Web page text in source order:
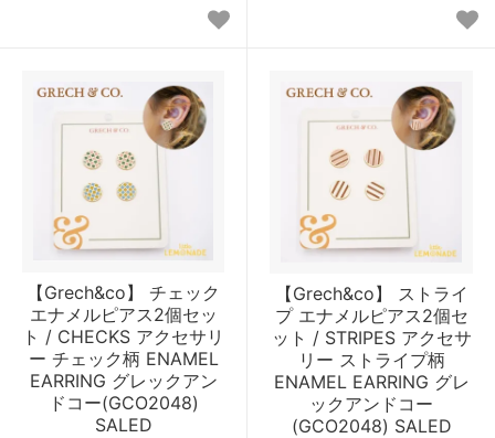
【Grech&co】 チェック
エナメルピアス2個セッ
ト / CHECKS アクセサリ
ー チェック柄 ENAMEL
EARRING グレックアン
ドコー(GCO2048)
SALED
【Grech&co】 ストライ
プ エナメルピアス2個セ
ット / STRIPES アクセサ
リー ストライプ柄
ENAMEL EARRING グレ
ックアンドコー
(GCO2048) SALED